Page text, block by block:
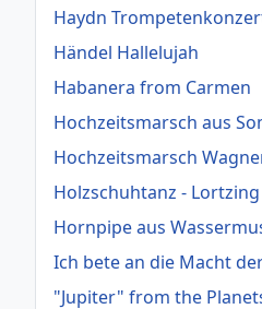
Haydn
Händel Hallelujah
Habanera from Carmen
Hochzeitsmarsch aus
Hochzeitsmarsch
Holzschuhtanz - Lortzing
Hornpipe aus
Ich bete an die Macht
"Jupiter" from the